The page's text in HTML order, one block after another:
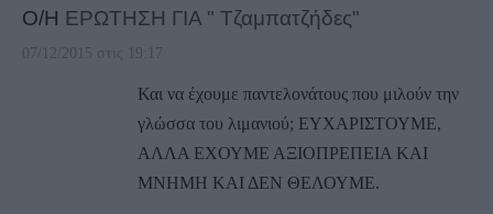
Ο/Η ΕΡΩΤΗΣΗ ΓΙΑ " Τζαμπατζήδες"
07/12/2015 στις 19:17
Και να έχουμε παντελονάτους που μιλούν την
γλώσσα του λιμανιού; ΕΥΧΑΡΙΣΤΟΥΜΕ,
ΑΛΛΑ ΕΧΟΥΜΕ ΑΞΙΟΠΡΕΠΕΙΑ ΚΑΙ
ΜΝΗΜΗ ΚΑΙ ΔΕΝ ΘΕΛΟΥΜΕ.